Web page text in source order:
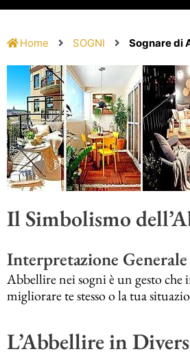
Home SOGNI Sognare di
Il Simbolismo
Interpretazione
Abbellire nei sogni è un gesto
migliorare te stesso o la tua
L’Abbellire in